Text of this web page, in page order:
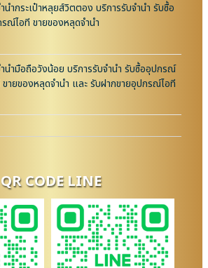
นำกระเป๋าหลุยส์วิตตอง บริการรับจำนำ รับซื้อ
ณ์ไอที ขายของหลุดจำนำ
นำมือถือวังน้อย บริการรับจำนำ รับซื้ออุปกรณ์
ขายของหลุดจำนำ และ รับฝากขายอุปกรณ์ไอที
QR CODE LINE